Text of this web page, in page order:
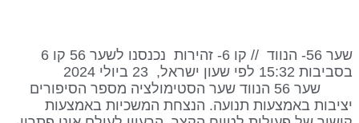
שער 56- הנווד // קו 6- זהירות נכנסנו לשער 56 קו 6
בסביבות 15:32 לפי שעון ישראל, 23 ביולי 2024
שער 56 הנווד שער הסטימולציה מספר הסיפורים
באמצעות תנועה. הנצחת המשכיות באמצעות